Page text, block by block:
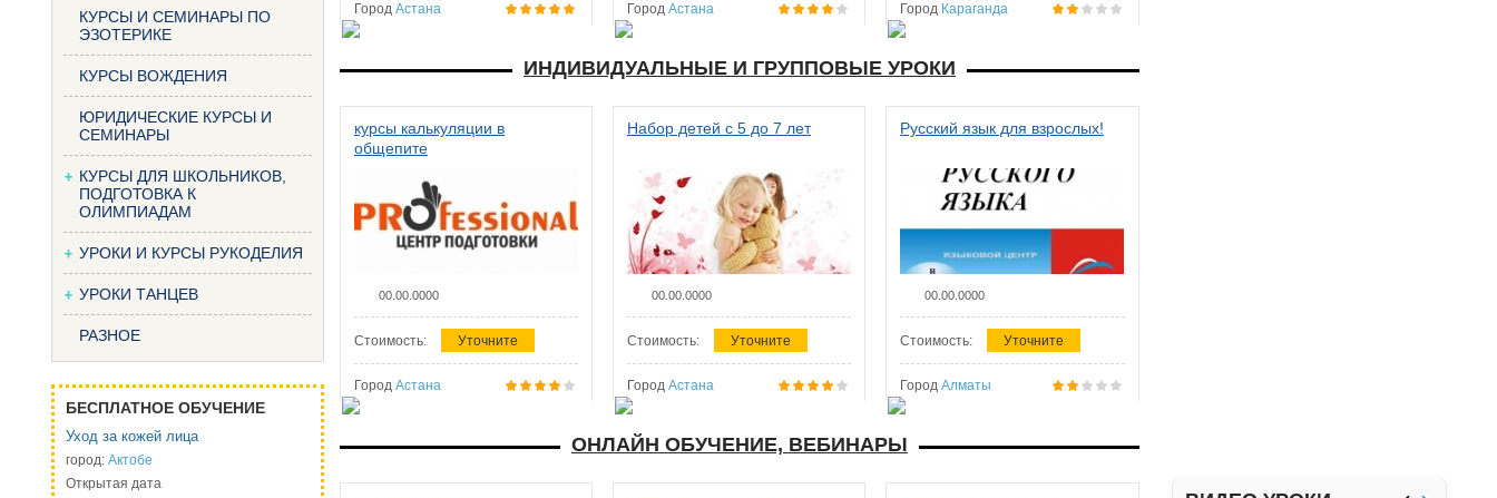
КУРСЫ И СЕМИНАРЫ ПО
ЭЗОТЕРИКЕ
КУРСЫ ВОЖДЕНИЯ
ЮРИДИЧЕСКИЕ КУРСЫ И
СЕМИНАРЫ
КУРСЫ ДЛЯ ШКОЛЬНИКОВ,
ПОДГОТОВКА К
ОЛИМПИАДАМ
УРОКИ И КУРСЫ РУКОДЕЛИЯ
УРОКИ ТАНЦЕВ
РАЗНОЕ
БЕСПЛАТНОЕ ОБУЧЕНИЕ
Уход за кожей лица
город: Актобе
Открытая дата
Город Астана Город Астана Город Караганда
ИНДИВИДУАЛЬНЫЕ И ГРУППОВЫЕ УРОКИ
курсы калькуляции в
общепите
00.00.0000
Стоимость: Уточните
Город Астана
Набор детей с 5 до 7 лет
00.00.0000
Стоимость: Уточните
Город Астана
Русский язык для взрослых!
00.00.0000
Стоимость: Уточните
Город Алматы
ОНЛАЙН ОБУЧЕНИЕ, ВЕБИНАРЫ